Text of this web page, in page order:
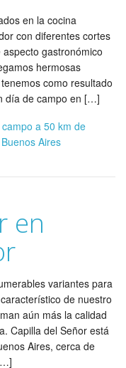
en la cocina
con diferentes cortes
gastronómico
hermosas
como resultado
día de campo en […]
a 50 km de
Aires
en
variantes para
de nuestro
aún más la calidad
Capilla del Señor está
Aires, cerca de